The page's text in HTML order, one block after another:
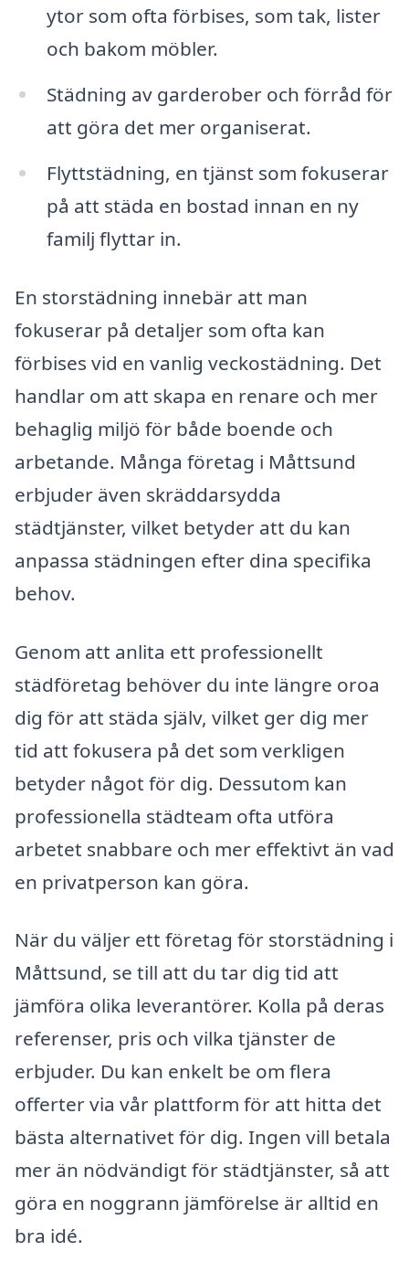
ytor som ofta förbises, som tak, lister
och bakom möbler.
Städning av garderober och förråd för
att göra det mer organiserat.
Flyttstädning, en tjänst som fokuserar
på att städa en bostad innan en ny
familj flyttar in.
En storstädning innebär att man
fokuserar på detaljer som ofta kan
förbises vid en vanlig veckostädning. Det
handlar om att skapa en renare och mer
behaglig miljö för både boende och
arbetande. Många företag i Måttsund
erbjuder även skräddarsydda
städtjänster, vilket betyder att du kan
anpassa städningen efter dina specifika
behov.
Genom att anlita ett professionellt
städföretag behöver du inte längre oroa
dig för att städa själv, vilket ger dig mer
tid att fokusera på det som verkligen
betyder något för dig. Dessutom kan
professionella städteam ofta utföra
arbetet snabbare och mer effektivt än vad
en privatperson kan göra.
När du väljer ett företag för storstädning i
Måttsund, se till att du tar dig tid att
jämföra olika leverantörer. Kolla på deras
referenser, pris och vilka tjänster de
erbjuder. Du kan enkelt be om flera
offerter via vår plattform för att hitta det
bästa alternativet för dig. Ingen vill betala
mer än nödvändigt för städtjänster, så att
göra en noggrann jämförelse är alltid en
bra idé.